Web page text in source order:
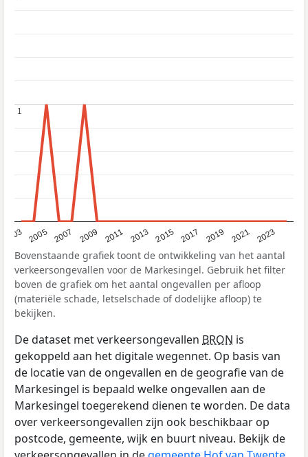
2003 2005 2007 2009 2011 2013 2015 2017 2019 2021 2023
1
1
Bovenstaande grafiek toont de ontwikkeling van het aantal
verkeersongevallen voor de Markesingel. Gebruik het filter
boven de grafiek om het aantal ongevallen per afloop
(materiële schade, letselschade of dodelijke afloop) te
bekijken.
De dataset met verkeersongevallen BRON is
gekoppeld aan het digitale wegennet. Op basis van
de locatie van de ongevallen en de geografie van de
Markesingel is bepaald welke ongevallen aan de
Markesingel toegerekend dienen te worden. De data
over verkeersongevallen zijn ook beschikbaar op
postcode, gemeente, wijk en buurt niveau. Bekijk de